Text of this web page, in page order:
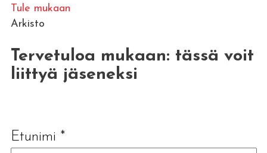
Tule mukaan
Arkisto
Tervetuloa mukaan: tässä voit
liittyä jäseneksi
Etunimi *